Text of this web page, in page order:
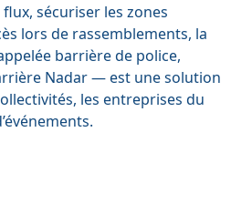
sécuriser les zones
lors de rassemblements, la
barrière de police,
Nadar — est une solution
les entreprises du